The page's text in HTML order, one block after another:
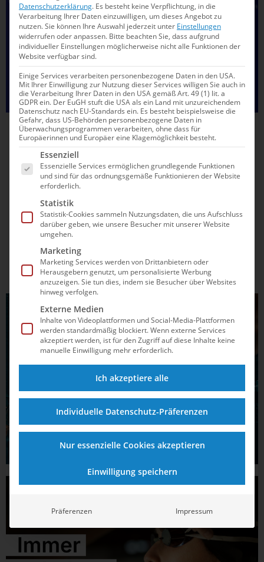
16.12.2025 13:15
Diese DSV-Asse sind nominiert als Europas
Schwimmer*innen des Jahres
Acht deutsche Sportler*innen stehen auf der Auswahlliste
von European Aquatics. Hier verraten wir dir die Namen
und wie du für deine Idole abstimmen kannst.
Datenschutzerklärung. Es besteht keine Verpflichtung, in die
Verarbeitung Ihrer Daten einzuwilligen, um dieses Angebot zu
nutzen.Sie können Ihre Auswahl jederzeit unter Einstellungen
widerrufen oder anpassen. Bitte beachten Sie, dass aufgrund
individueller Einstellungen möglicherweise nicht alle Funktionen der
Website verfügbar sind.
Einige Services verarbeiten personenbezogene Daten in den USA.
Mit Ihrer Einwilligung zur Nutzung dieser Services willigen Sie auch in
die Verarbeitung Ihrer Daten in den USA gemäß Art. 49 (1) lit. a
GDPR ein. Der EuGH stuft die USA als ein Land mit unzureichendem
Datenschutz nach EU-Standards ein. Es besteht beispielsweise die
Gefahr, dass US-Behörden personenbezogene Daten in
Überwachungsprogrammen verarbeiten, ohne dass für
Europäerinnen und Europäer eine Klagemöglichkeit besteht.
Es folgt eine Liste der Service-Gruppen, für die
Essenziell
Essenzielle Services ermöglichen grundlegende Funktionen
und sind für das ordnungsgemäße Funktionieren der Website
erforderlich.
Statistik
Statistik-Cookies sammeln Nutzungsdaten, die uns Aufschluss
darüber geben, wie unsere Besucher mit unserer Website
umgehen.
Marketing
Marketing Services werden von Drittanbietern oder
Herausgebern genutzt, um personalisierte Werbung
anzuzeigen. Sie tun dies, indem sie Besucher über Websites
hinweg verfolgen.
Externe Medien
Inhalte von Videoplattformen und Social-Media-Plattformen
werden standardmäßig blockiert. Wenn externe Services
akzeptiert werden, ist für den Zugriff auf diese Inhalte keine
manuelle Einwilligung mehr erforderlich.
Ich akzeptiere alle
Individuelle Datenschutz-Präferenzen
Nur essenzielle Cookies akzeptieren
Einwilligung speichern
Präferenzen Impressum